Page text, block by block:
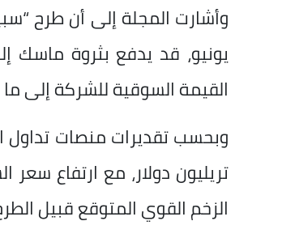
يونيو، قد يدفع بثروة ماسك
القيمة السوقية للشركة إلى ما بين 1.7 و2
تريليون دولار، مع ارتفاع
الزخم القوي المتوقع قبيل